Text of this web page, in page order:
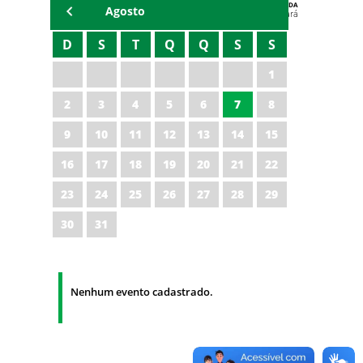
AGENDA
Polícia Militar do Ceará
Agosto
D S T Q Q S S
1
2
3 4 5 6 7
8
9
10 11 12 13 14
15
16
17 18 19 20 21
22
23
24 25 26 27 28
29
30
31
Nenhum evento cadastrado.